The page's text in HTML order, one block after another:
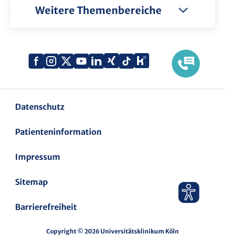
Weitere Themenbereiche
Facebook
Instagram
X
YouTube
LinkedIn
Xing TiktokKununu
Datenschutz
Patienteninformation
Impressum
Sitemap
Barrierefreiheit
Copyright © 2026 Universitätsklinikum Köln